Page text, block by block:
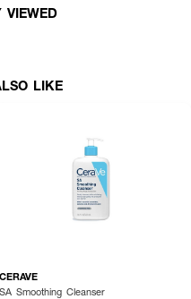
ะวังอย่าให้เข้าตา ล้างออกให้สะอาด
ผิวขั้นต่อไป
VIEWED
LIKE
CERAVE
SA Smoothing Cleanser